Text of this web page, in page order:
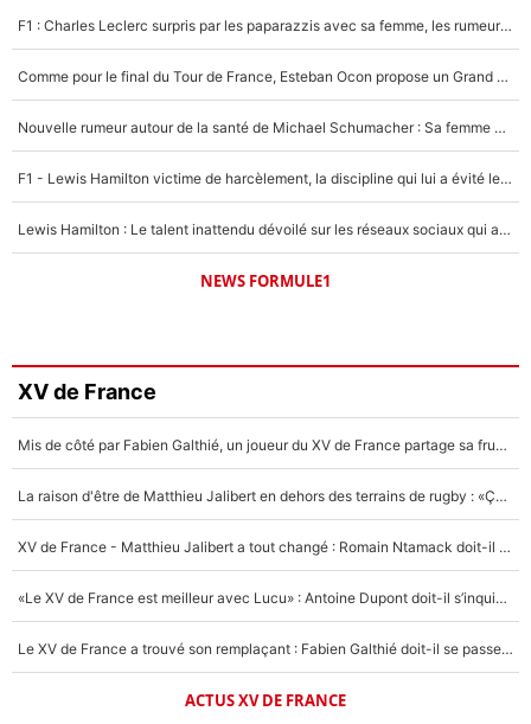
F1 : Charles Leclerc surpris par les paparazzis avec sa femme, les rumeurs étaient vraies !
Comme pour le final du Tour de France, Esteban Ocon propose un Grand Prix de Formule 1 à Paris : «Autour de l’Arc de Triomphe, ce serait génial» !
Nouvelle rumeur autour de la santé de Michael Schumacher : Sa femme Corinna sort du silence
F1 - Lewis Hamilton victime de harcèlement, la discipline qui lui a évité le pire : «J'aurais probablement mal tourné»
Lewis Hamilton : Le talent inattendu dévoilé sur les réseaux sociaux qui a impressionné Kim Kardashian pendant leurs vacances en amoureux !
NEWS FORMULE1
XV de France
Mis de côté par Fabien Galthié, un joueur du XV de France partage sa frustration : «ils ne me l’ont pas dit tout de suite»
La raison d'être de Matthieu Jalibert en dehors des terrains de rugby : «Ça m'atteint autant que si tu touches à un membre de ma famille»
XV de France - Matthieu Jalibert a tout changé : Romain Ntamack doit-il s’inquiéter pour sa place à un an de la Coupe du monde ?
«Le XV de France est meilleur avec Lucu» : Antoine Dupont doit-il s’inquiéter pour sa place ?
Le XV de France a trouvé son remplaçant : Fabien Galthié doit-il se passer d'Antoine Dupont ?
ACTUS XV DE FRANCE